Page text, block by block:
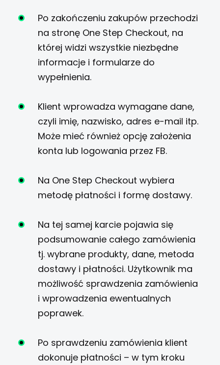
Po zakończeniu zakupów przechodzi
na stronę One Step Checkout, na
której widzi wszystkie niezbędne
informacje i formularze do
wypełnienia.
Klient wprowadza wymagane dane,
czyli imię, nazwisko, adres e-mail itp.
Może mieć również opcję założenia
konta lub logowania przez FB.
Na One Step Checkout wybiera
metodę płatności i formę dostawy.
Na tej samej karcie pojawia się
podsumowanie całego zamówienia
tj. wybrane produkty, dane, metoda
dostawy i płatności. Użytkownik ma
możliwość sprawdzenia zamówienia
i wprowadzenia ewentualnych
poprawek.
Po sprawdzeniu zamówienia klient
dokonuje płatności – w tym kroku